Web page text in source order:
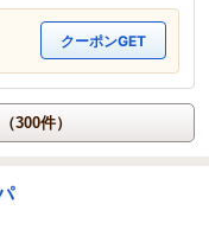
クーポンGET
300件）